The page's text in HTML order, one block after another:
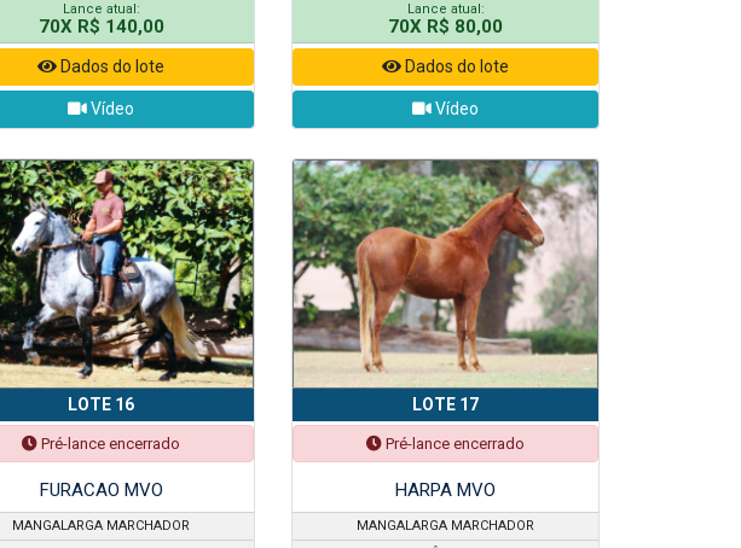
Lance atual:
70X R$ 140,00
Dados do lote
Vídeo
Lance atual:
70X R$ 80,00
Dados do lote
Vídeo
LOTE 16
Pré-lance encerrado
FURACAO MVO
MANGALARGA MARCHADOR
LOTE 17
Pré-lance encerrado
HARPA MVO
MANGALARGA MARCHADOR